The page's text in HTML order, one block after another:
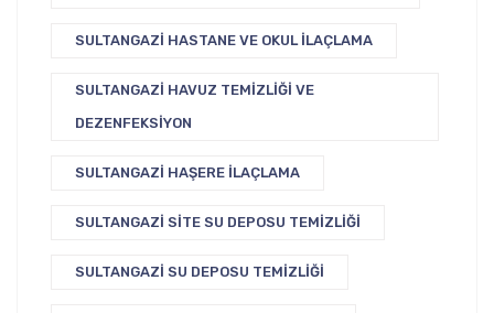
SULTANGAZI HASTANE VE OKUL İLAÇLAMA
SULTANGAZI HAVUZ TEMIZLIĞI VE
DEZENFEKSIYON
SULTANGAZI HAŞERE İLAÇLAMA
SULTANGAZI SITE SU DEPOSU TEMIZLIĞI
SULTANGAZI SU DEPOSU TEMIZLIĞI